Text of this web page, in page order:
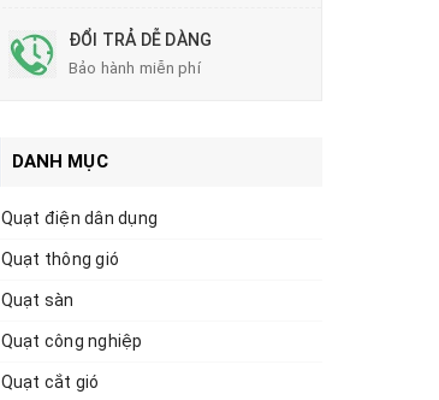
ĐỔI TRẢ DỄ DÀNG
Bảo hành miễn phí
DANH MỤC
Quạt điện dân dụng
Quạt thông gió
Quạt sàn
Quạt công nghiệp
Quạt cắt gió